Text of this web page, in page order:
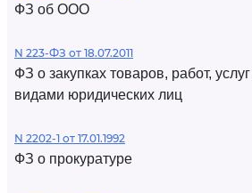
ФЗ об ООО
N 223-ФЗ от 18.07.2011
ФЗ о закупках товаров, работ,
видами юридических лиц
N 2202-1 от 17.01.1992
ФЗ о прокуратуре